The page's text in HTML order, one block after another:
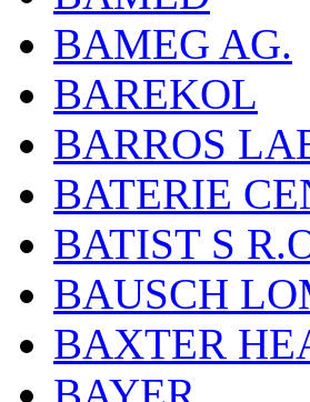
BAMEG AG.
BAREKOL
BARROS
BATERIE
BATIST S
BAUSCH
BAXTER